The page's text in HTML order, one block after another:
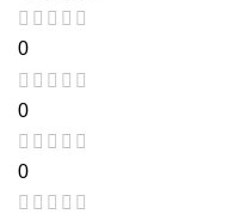
0
0
0